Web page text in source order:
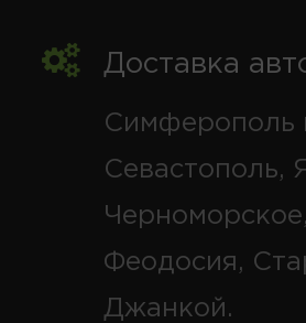
Доставка
Симферополь
Севастополь,
Феодосия,
Джанкой.